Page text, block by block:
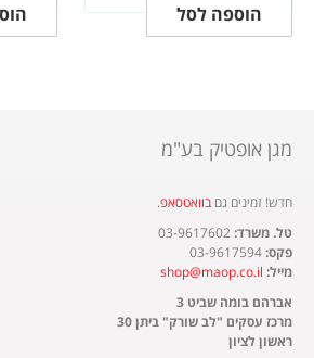
הוספה לסל
מגן אופטיק בע"מ
חדש! זמינים גם בוואטסאפ.​
טל. משרד:03-9617602
פקס:
מייל: shop@maop.co.il
אברהם בומה שביט 3
מרכז עסקים "לב שורק" ביתן 30
ראשון לציון